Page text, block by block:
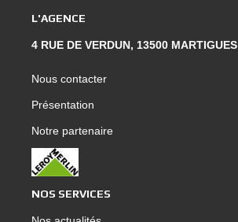
L'AGENCE
4 RUE DE VERDUN, 13500 MARTIGUES
Nous contacter
Présentation
Notre partenaire
NOS SERVICES